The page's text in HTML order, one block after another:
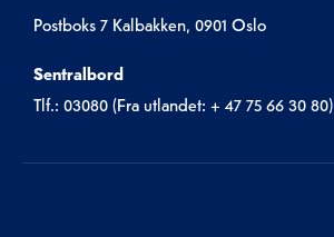
Postboks 7 Kalbakken, 0901 Oslo
Sentralbord
Tlf.: 03080 (Fra utlandet: + 47 75 66 30 80)